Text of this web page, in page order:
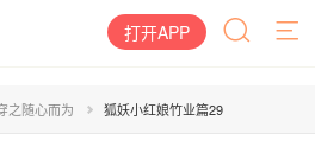
打开APP
之随心而为 狐妖小红娘竹业篇29